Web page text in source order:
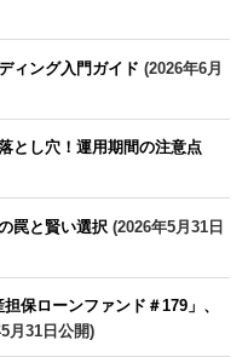
ィング入門ガイド (2026年6月
とし穴！運用期間の注意点
罠と賢い選択 (2026年5月31日
保ローンファンド＃179」、
月31日公開)